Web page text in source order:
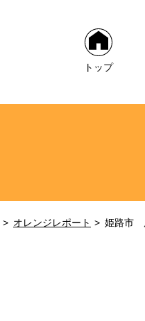
トップ
オレンジレポート 姫路市